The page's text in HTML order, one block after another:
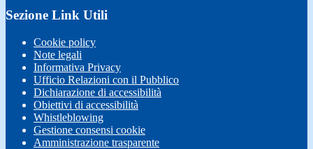
Sezione Link Utili
Cookie policy
Note legali
Informativa Privacy
Ufficio Relazioni con il Pubblico
Dichiarazione di accessibilità
Obiettivi di accessibilità
Whistleblowing
Gestione consensi cookie
Amministrazione trasparente